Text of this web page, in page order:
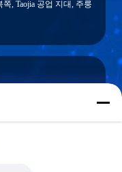
쪽, Taojia 공업 지대, 주룽